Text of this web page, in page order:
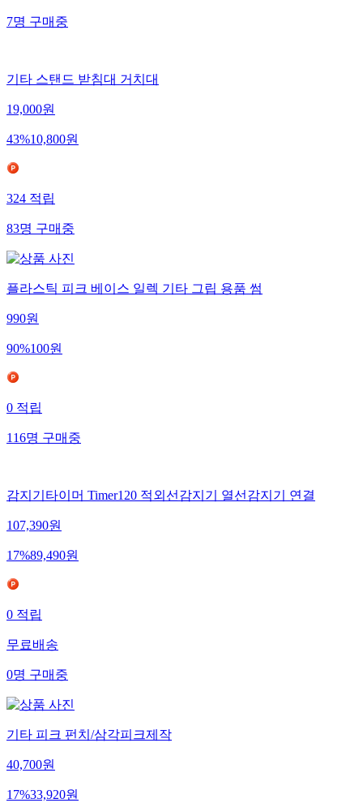
7명 구매중
기타 스탠드 받침대 거치대
19,000원
43%10,800원
324 적립
83명 구매중
플라스틱 피크 베이스 일렉 기타 그립 용품 썸
990원
90%100원
0 적립
116명 구매중
감지기타이머 Timer120 적외선감지기 열선감지기 연결
107,390원
17%89,490원
0 적립
무료배송
0명 구매중
기타 피크 펀치/삼각피크제작
40,700원
17%33,920원